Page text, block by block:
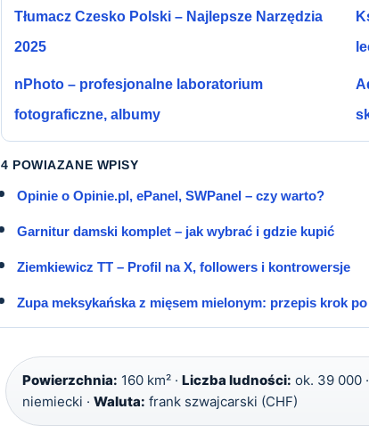
Tłumacz Czesko Polski – Najlepsze Narzędzia
2025
nPhoto – profesjonalne laboratorium
fotograficzne, albumy
4 POWIAZANE WPISY
Opinie o Opinie.pl, ePanel, SWPanel – czy warto?
Garnitur damski komplet – jak wybrać i gdzie kupić
Ziemkiewicz TT – Profil na X, followers i kontrowersje
Zupa meksykańska z mięsem mielonym: przepis krok
Powierzchnia: 160 km² · Liczba ludności: ok. 39 000 ·
niemiecki · Waluta: frank szwajcarski (CHF)